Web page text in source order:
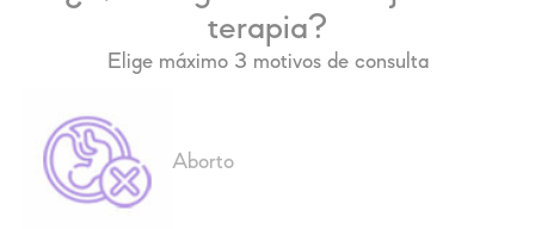
terapia?
Elige máximo 3 motivos de consulta
Aborto